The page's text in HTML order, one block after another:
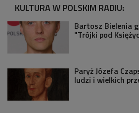
KULTURA W POLSKIM RADIU:
Bartosz Bielenia
"Trójki pod
Paryż Józefa
ludzi i wielkich